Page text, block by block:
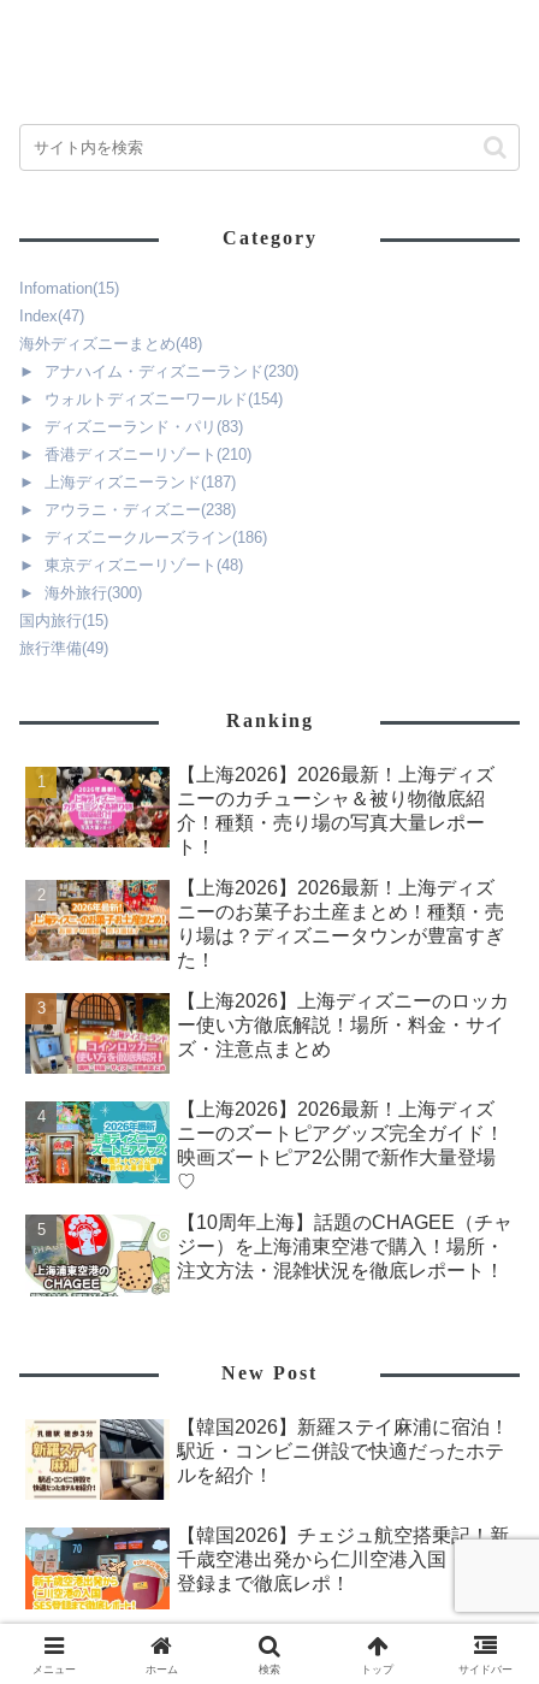
Category
Infomation(15)
Index(47)
海外ディズニーまとめ(48)
►
アナハイム・ディズニーランド (230)
►
ウォルトディズニーワールド (154)
►
ディズニーランド・パリ (83)
►
香港ディズニーリゾート (210)
►
上海ディズニーランド (187)
►
アウラニ・ディズニー(238)
►
ディズニークルーズライン(186)
►
東京ディズニーリゾート (48)
►
海外旅行(300)
国内旅行(15)
旅行準備(49)
Ranking
【上海2026】2026最新！上海ディズ
ニーのカチューシャ＆被り物徹底紹
介！種類・売り場の写真大量レポー
ト！
【上海2026】2026最新！上海ディズ
ニーのお菓子お土産まとめ！種類・売
り場は？ディズニータウンが豊富すぎ
た！
【上海2026】上海ディズニーのロッカ
ー使い方徹底解説！場所・料金・サイ
ズ・注意点まとめ
【上海2026】2026最新！上海ディズ
ニーのズートピアグッズ完全ガイド！
映画ズートピア2公開で新作大量登場
♡
【10周年上海】話題のCHAGEE（チャ
ジー）を上海浦東空港で購入！場所・
注文方法・混雑状況を徹底レポート！
New Post
【韓国2026】新羅ステイ麻浦に宿泊！
駅近・コンビニ併設で快適だったホテ
ルを紹介！
【韓国2026】チェジュ航空搭乗記！新
千歳空港出発から仁川空港入国・SES
登録まで徹底レポ！
【香港2026春】香港ディズニー「ドラ
ゴン・ウィンド」朝食レポ！料金・メ
メニュー ホーム 検索 トップ サイドバー